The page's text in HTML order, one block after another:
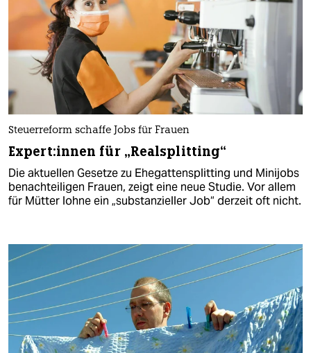
Steuerreform schaffe Jobs für Frauen
Ex­per­t:in­nen für „Realsplitting“
Die aktuellen Gesetze zu Ehegattensplitting und Minijobs
benachteiligen Frauen, zeigt eine neue Studie. Vor allem
für Mütter lohne ein „substanzieller Job“ derzeit oft nicht.